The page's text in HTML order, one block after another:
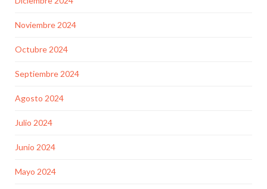
Noviembre 2024
Octubre 2024
Septiembre 2024
Agosto 2024
Julio 2024
Junio 2024
Mayo 2024